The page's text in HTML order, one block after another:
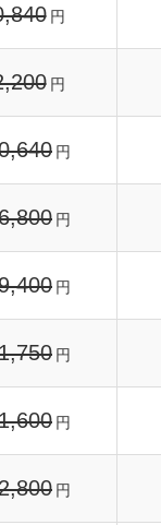
円
円
円
円
円
円
円
円